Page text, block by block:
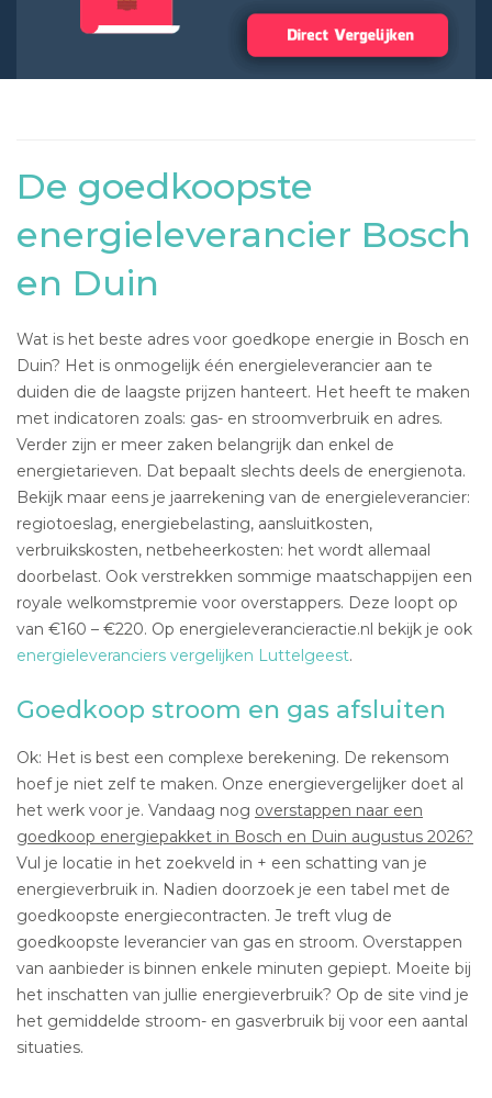
De goedkoopste
energieleverancier Bosch
en Duin
Wat is het beste adres voor goedkope energie in Bosch en
Duin? Het is onmogelijk één energieleverancier aan te
duiden die de laagste prijzen hanteert. Het heeft te maken
met indicatoren zoals: gas- en stroomverbruik en adres.
Verder zijn er meer zaken belangrijk dan enkel de
energietarieven. Dat bepaalt slechts deels de energienota.
Bekijk maar eens je jaarrekening van de energieleverancier:
regiotoeslag, energiebelasting, aansluitkosten,
verbruikskosten, netbeheerkosten: het wordt allemaal
doorbelast. Ook verstrekken sommige maatschappijen een
royale welkomstpremie voor overstappers. Deze loopt op
van €160 – €220. Op energieleverancieractie.nl bekijk je ook
energieleveranciers vergelijken Luttelgeest.
Goedkoop stroom en gas afsluiten
Ok: Het is best een complexe berekening. De rekensom
hoef je niet zelf te maken. Onze energievergelijker doet al
het werk voor je. Vandaag nog overstappen naar een
goedkoop energiepakket in Bosch en Duin augustus 2026?
Vul je locatie in het zoekveld in + een schatting van je
energieverbruik in. Nadien doorzoek je een tabel met de
goedkoopste energiecontracten. Je treft vlug de
goedkoopste leverancier van gas en stroom. Overstappen
van aanbieder is binnen enkele minuten gepiept. Moeite bij
het inschatten van jullie energieverbruik? Op de site vind je
het gemiddelde stroom- en gasverbruik bij voor een aantal
situaties.